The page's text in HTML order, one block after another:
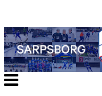
Veksle
navigasjon